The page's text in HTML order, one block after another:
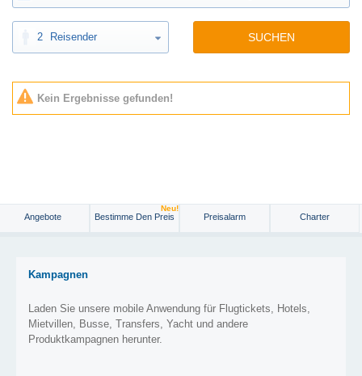
2 Reisender SUCHEN
Kein Ergebnisse gefunden!
Angebote Bestimme Den Preis
Neu!
Preisalarm Charter
Kampagnen
Laden Sie unsere mobile Anwendung für Flugtickets, Hotels,
Mietvillen, Busse, Transfers, Yacht und andere
Produktkampagnen herunter.